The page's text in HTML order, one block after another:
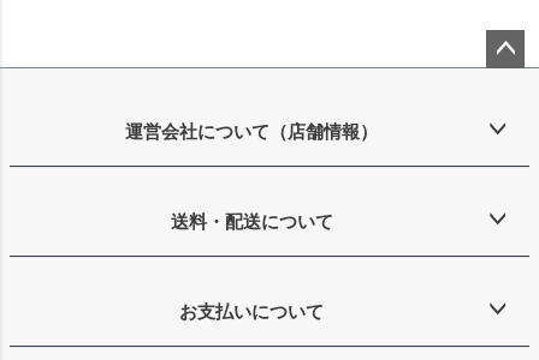
ップ
運営会社について（店舗情報）
送料・配送について
お支払いについて